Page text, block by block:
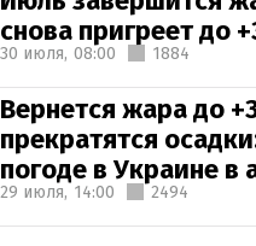
снова пригреет до
30 июля, 08:00 1884
Вернется жара до
прекратятся
погоде в Украине в
29 июля, 14:00 2494